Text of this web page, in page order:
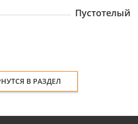
Пустотелый
В РАЗДЕЛ